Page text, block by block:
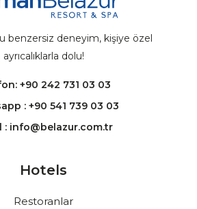
benzersiz deneyim, kişiye özel
ayrıcalıklarla dolu!
+90 242 731 03 03
: +90 541 739 03 03
: info@belazur.com.tr
Hotels
Restoranlar